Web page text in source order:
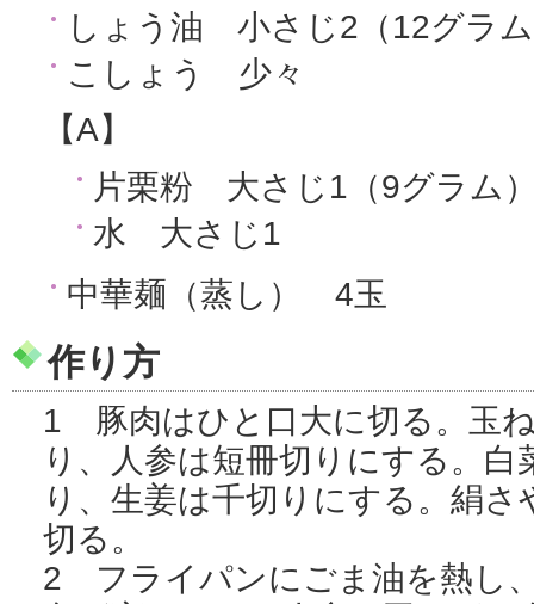
しょう油 小さじ2（12グラ
こしょう 少々
【A】
片栗粉 大さじ1（9グラム
水 大さじ1
中華麺（蒸し） 4玉
作り方
1 豚肉はひと口大に切る。玉
り、人参は短冊切りにする。
り、生姜は千切りにする。絹
切る。
2 フライパンにごま油を熱し